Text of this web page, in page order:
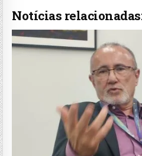
Notícias